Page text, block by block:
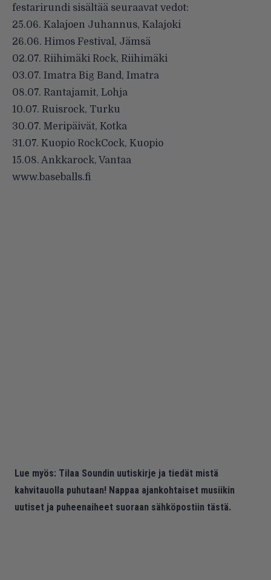
festarirundi sisältää seuraavat vedot:
25.06. Kalajoen Juhannus, Kalajoki
26.06. Himos Festival, Jämsä
02.07. Riihimäki Rock, Riihimäki
03.07. Imatra Big Band, Imatra
08.07. Rantajamit, Lohja
10.07. Ruisrock, Turku
30.07. Meripäivät, Kotka
31.07. Kuopio RockCock, Kuopio
15.08. Ankkarock, Vantaa
www.baseballs.fi
Lue myös: Tilaa Soundin uutiskirje ja tiedät mistä
kahvitauolla puhutaan! Nappaa ajankohtaiset musiikin
uutiset ja puheenaiheet suoraan sähköpostiin tästä.